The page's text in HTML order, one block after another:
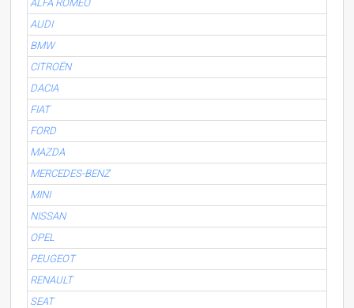
ALFA ROMEO
AUDI
BMW
CITROËN
DACIA
FIAT
FORD
MAZDA
MERCEDES-BENZ
MINI
NISSAN
OPEL
PEUGEOT
RENAULT
SEAT